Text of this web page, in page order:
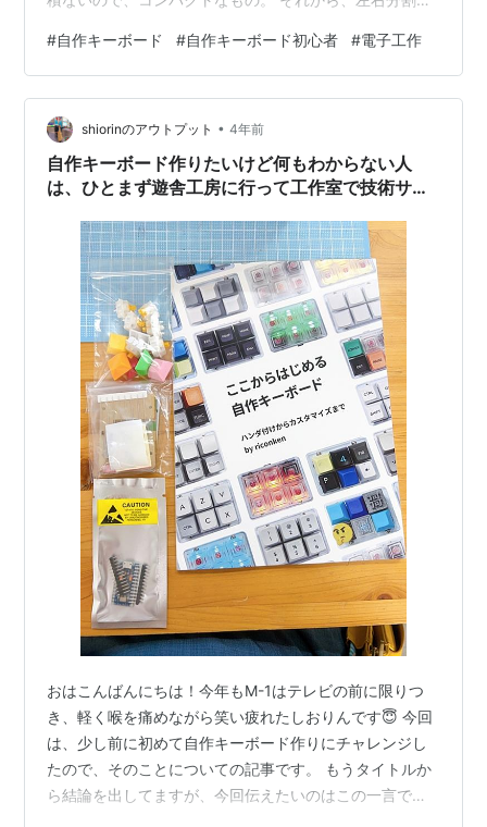
見たのですが、分割タイプ(市販品はない？)は、基本的に
自作になり、 いきなり高価なものを買って、作れません
でしたでは困るので、比較的安価なものを選択。
HelixPico キーボードキットshop.yushakobo.jp この時点
では気が付いていなかったのですが、 安価＝基板のみ…
#自作キーボード #自作キーボード初心者 #電子工作
shiorinのアウトプット • 4年前
自作キーボード作りたいけど何もわからない人
は、ひとまず遊舎工房に行って工作室で技術サポ
おはこんばんにちは！今年もM-1はテレビの前に限りつ
き、軽く喉を痛めながら笑い疲れたしおりんです😇 今回
は、少し前に初めて自作キーボード作りにチャレンジし
たので、そのことについての記事です。 もうタイトルか
ら結論を出してますが、今回伝えたいのはこの一言です